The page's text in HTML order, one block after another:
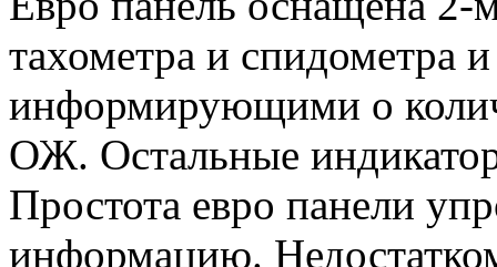
тахометра и спидометра
информирующими о
ОЖ. Остальные
Простота евро панели
информацию.